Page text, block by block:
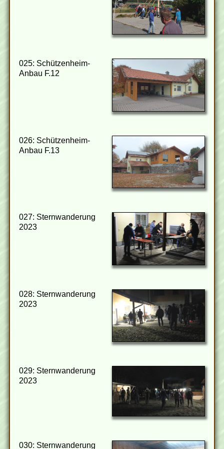
025: Schützenheim-
Anbau F.12
026: Schützenheim-
Anbau F.13
027: Sternwanderung
2023
028: Sternwanderung
2023
029: Sternwanderung
2023
030: Sternwanderung